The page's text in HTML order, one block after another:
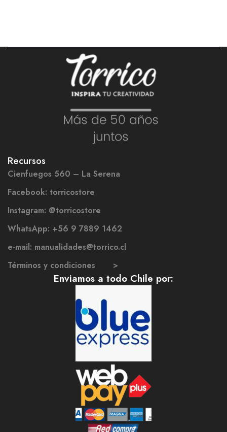
Recursos
Cienfuegos 560 – La Serena
Facebook: torricostore
Instagram: @torricostore
WhatsApp: +56 9 7889 1462
e-mail: manualidades@torrico.cl
Términos y condiciones >
Enviamos a todo Chile por: